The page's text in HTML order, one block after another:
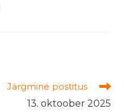
Järgmine postitus
13. oktoober 2025